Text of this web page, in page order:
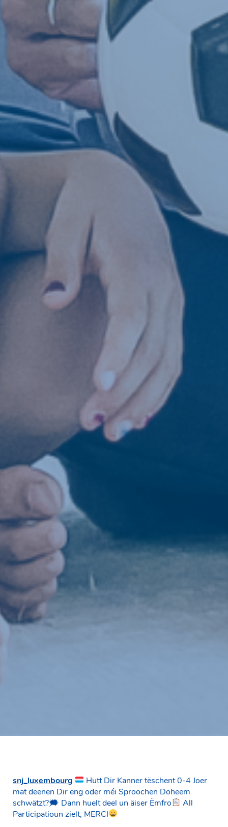
snj_luxembourg
Hutt Dir Kanner tëschent 0-4 Joer
mat deenen Dir eng oder méi Sproochen Doheem
schwätzt?🗯 Dann huelt deel un äiser Ëmfro
All
Participatioun zielt, MERCI